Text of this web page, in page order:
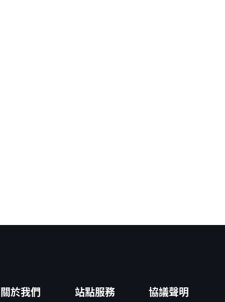
關於我們 站點服務 協議聲明